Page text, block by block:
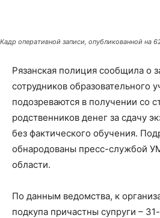
Кадр оперативной записи, опубликованной на
Рязанская полиция сообщила о
сотрудников образовательного
подозреваются в получении со
родственников денег за сдачу
без фактического обучения.
обнародованы пресс-службой
области.
По данным ведомства, к
подкупа причастны супруги –